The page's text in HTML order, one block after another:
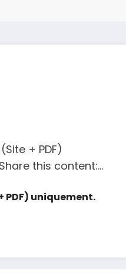
+ PDF)
this content:...
PDF) uniquement.